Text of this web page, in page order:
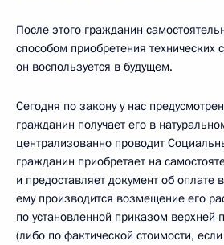
После этого гражданин
способом приобретения технических
он воспользуется в будущем.
Сегодня по закону у нас
гражданин получает его в
централизованно проводит
гражданин приобретает на
и предоставляет документ об
ему производится возмещение его
по установленной приказом верхней
(либо по фактической стоимости,